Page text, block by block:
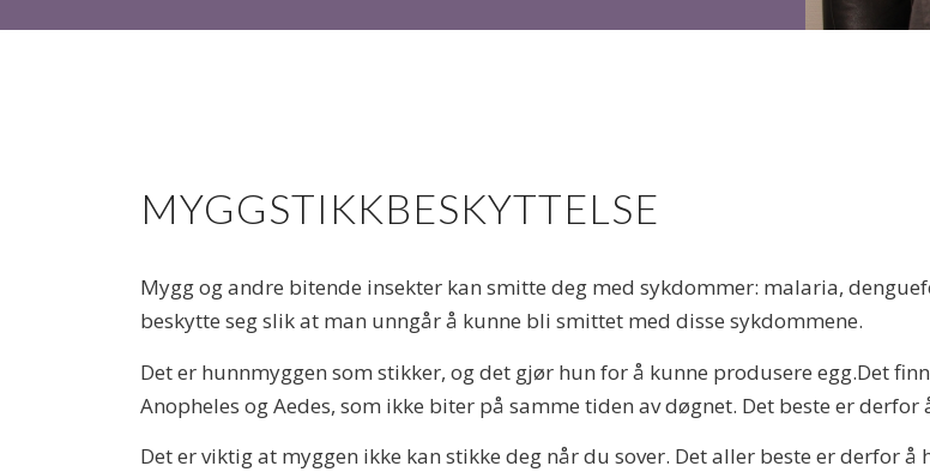
MYGGSTIKKBESKYTTELSE
Mygg og andre bitende insekter kan smitte deg med sykdommer: malaria,
beskytte seg slik at man unngår å kunne bli smittet med disse sykdommene.
Det er hunnmyggen som stikker, og det gjør hun for å kunne produsere egg.Det
Anopheles og Aedes, som ikke biter på samme tiden av døgnet. Det beste er
Det er viktig at myggen ikke kan stikke deg når du sover. Det aller beste er derfor